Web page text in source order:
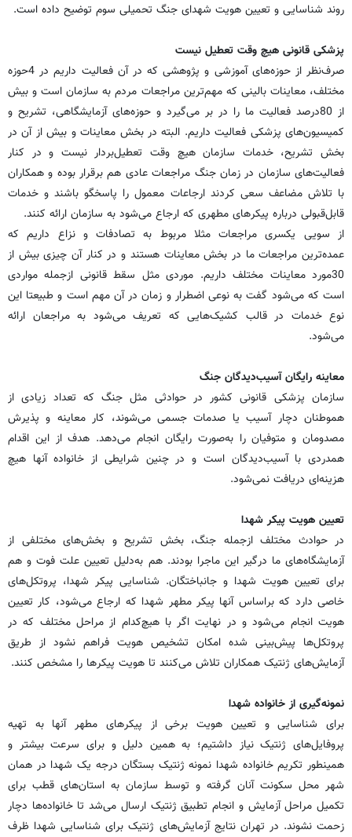
روند شناسایی و تعیین هویت شهدای جنگ تحمیلی سوم توضیح داده است.
پزشکی قانونی هیچ وقت تعطیل نیست
صرف‌نظر از حوزه‌های آموزشی و پژوهشی که در آن فعالیت داریم در 4حوزه
مختلف، معاینات بالینی که مهم‌ترین مراجعات مردم به سازمان است و بیش
از 80درصد فعالیت ما را در بر می‌گیرد و حوزه‌های آزمایشگاهی، تشریح و
کمیسیون‌های پزشکی فعالیت داریم. البته در بخش معاینات و بیش از آن در
بخش تشریح، خدمات سازمان هیچ وقت تعطیل‌بردار نیست و در کنار
فعالیت‌های سازمان در زمان جنگ مراجعات عادی هم برقرار بوده و همکاران
با تلاش مضاعف سعی کردند ارجاعات معمول را پاسخگو باشند و خدمات
قابل‌قبولی درباره پیکرهای مطهری که ارجاع می‌شود به سازمان ارائه کنند.
از سویی یکسری مراجعات مثلا مربوط به تصادفات و نزاع داریم که
عمده‌ترین مراجعات ما در بخش معاینات هستند و در کنار آن چیزی بیش از
30مورد معاینات مختلف داریم. موردی مثل سقط قانونی ازجمله مواردی
است که می‌شود گفت به نوعی اضطرار و زمان در آن مهم است و طبیعتا این
نوع خدمات در قالب کشیک‌هایی که تعریف می‌شود به مراجعان ارائه
می‌شود.
معاینه رایگان آسیب‌دیدگان جنگ
سازمان پزشکی قانونی کشور در حوادثی مثل جنگ که تعداد زیادی از
هموطنان دچار آسیب‌ یا صدمات جسمی می‌شوند، کار معاینه و پذیرش
مصدومان و متوفیان را به‌صورت رایگان انجام می‌دهد. هدف از این اقدام
همدردی با آسیب‌دیدگان است و در چنین شرایطی از خانواده آنها هیچ
هزینه‌ای دریافت نمی‌شود.
تعیین هویت پیکر شهدا
در حوادث مختلف ازجمله جنگ، بخش تشریح و بخش‌های مختلفی از
آزمایشگاه‌های ما درگیر این ماجرا بودند. هم به‌دلیل تعیین علت فوت و هم
برای تعیین هویت شهدا و جانباختگان. شناسایی پیکر شهدا، پروتکل‌های
خاصی دارد که براساس آنها پیکر مطهر شهدا که ارجاع می‌شود، کار تعیین
هویت انجام می‌شود و در نهایت اگر با هیچ‌کدام از مراحل مختلف که در
پروتکل‌ها پیش‌بینی شده امکان تشخیص هویت فراهم نشود از طریق
آزمایش‌های ژنتیک همکاران تلاش می‌کنند تا هویت پیکرها را مشخص کنند.
نمونه‌گیری از خانواده شهدا
برای شناسایی و تعیین هویت برخی از پیکرهای مطهر آنها به تهیه
پروفایل‌های ژنتیک نیاز داشتیم؛ به همین دلیل و برای سرعت بیشتر و
همینطور تکریم خانواده شهدا نمونه ژنتیک بستگان درجه یک شهدا در همان
شهر محل سکونت آنان گرفته و توسط سازمان به استان‌های قطب برای
تکمیل مراحل آزمایش و انجام تطبیق ژنتیک ارسال می‌شد تا خانواده‌ها دچار
زحمت نشوند. در تهران نتایج آزمایش‌های ژنتیک برای شناسایی شهدا ظرف